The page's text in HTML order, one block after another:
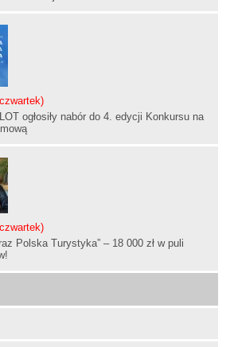
ogłosiły nabór do 4. edycji Konkursu na
Polska Turystyka” – 18 000 zł w puli